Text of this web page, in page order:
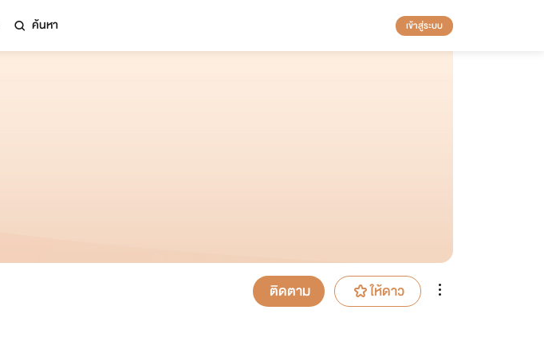
ค้นหา เข้าสู่ระบบ
ติดตาม ให้ดาว